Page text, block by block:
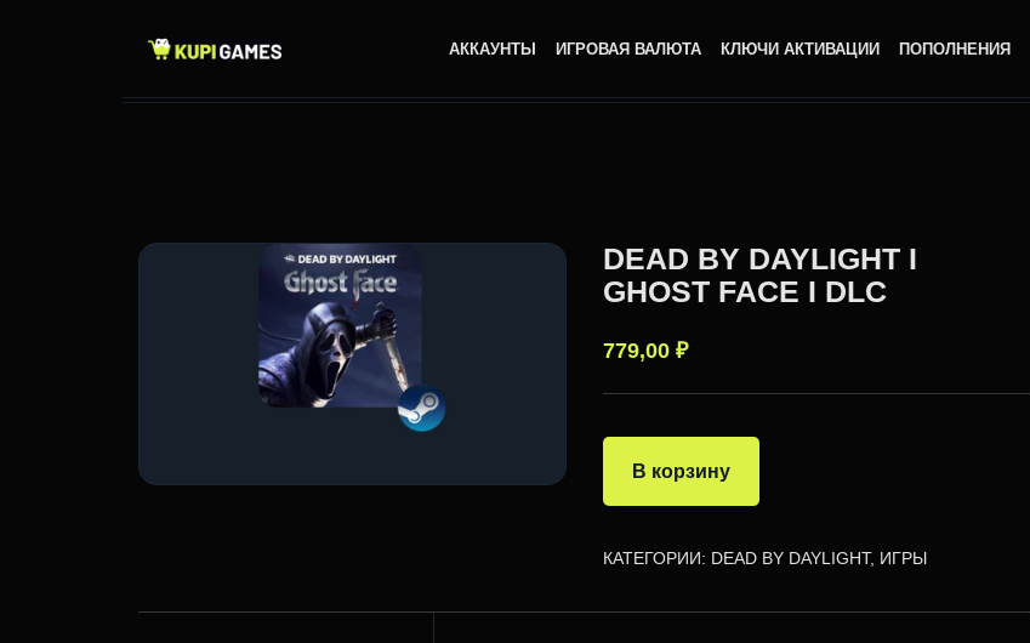
АККАУНТЫ ИГРОВАЯ ВАЛЮТА КЛЮЧИ АКТИВАЦИИ ПОПОЛНЕНИЯ
DEAD BY DAYLIGHT I
GHOST FACE I DLC
779,00 ₽
В корзину
КАТЕГОРИИ: DEAD BY DAYLIGHT, ИГРЫ